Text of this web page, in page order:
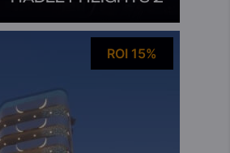
ROI 15%